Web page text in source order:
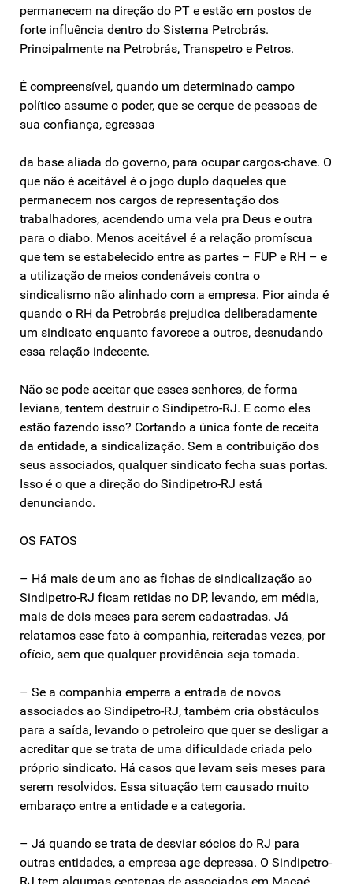
permanecem na direção do PT e estão em postos de
forte influência dentro do Sistema Petrobrás.
Principalmente na Petrobrás, Transpetro e Petros.
É compreensível, quando um determinado campo
político assume o poder, que se cerque de pessoas de
sua confiança, egressas
da base aliada do governo, para ocupar cargos-chave. O
que não é aceitável é o jogo duplo daqueles que
permanecem nos cargos de representação dos
trabalhadores, acendendo uma vela pra Deus e outra
para o diabo. Menos aceitável é a relação promíscua
que tem se estabelecido entre as partes – FUP e RH – e
a utilização de meios condenáveis contra o
sindicalismo não alinhado com a empresa. Pior ainda é
quando o RH da Petrobrás prejudica deliberadamente
um sindicato enquanto favorece a outros, desnudando
essa relação indecente.
Não se pode aceitar que esses senhores, de forma
leviana, tentem destruir o Sindipetro-RJ. E como eles
estão fazendo isso? Cortando a única fonte de receita
da entidade, a sindicalização. Sem a contribuição dos
seus associados, qualquer sindicato fecha suas portas.
Isso é o que a direção do Sindipetro-RJ está
denunciando.
OS FATOS
– Há mais de um ano as fichas de sindicalização ao
Sindipetro-RJ ficam retidas no DP, levando, em média,
mais de dois meses para serem cadastradas. Já
relatamos esse fato à companhia, reiteradas vezes, por
ofício, sem que qualquer providência seja tomada.
– Se a companhia emperra a entrada de novos
associados ao Sindipetro-RJ, também cria obstáculos
para a saída, levando o petroleiro que quer se desligar a
acreditar que se trata de uma dificuldade criada pelo
próprio sindicato. Há casos que levam seis meses para
serem resolvidos. Essa situação tem causado muito
embaraço entre a entidade e a categoria.
– Já quando se trata de desviar sócios do RJ para
outras entidades, a empresa age depressa. O Sindipetro-